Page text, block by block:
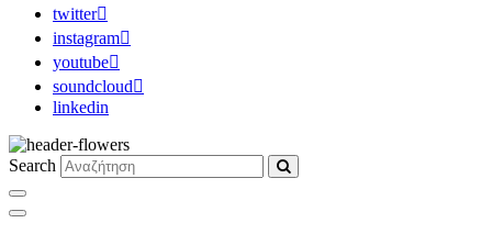
twitter
instagram
youtube
soundcloud
linkedin
Search